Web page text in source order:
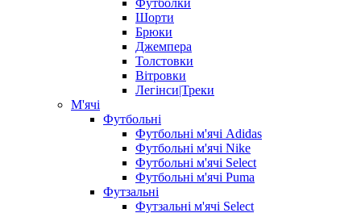
Футболки
Шорти
Брюки
Джемпера
Толстовки
Вітровки
Легінси|Треки
М'ячі
Футбольні
Футбольні м'ячі Adidas
Футбольні м'ячі Nike
Футбольні м'ячі Select
Футбольні м'ячі Puma
Футзальні
Футзальні м'ячі Select